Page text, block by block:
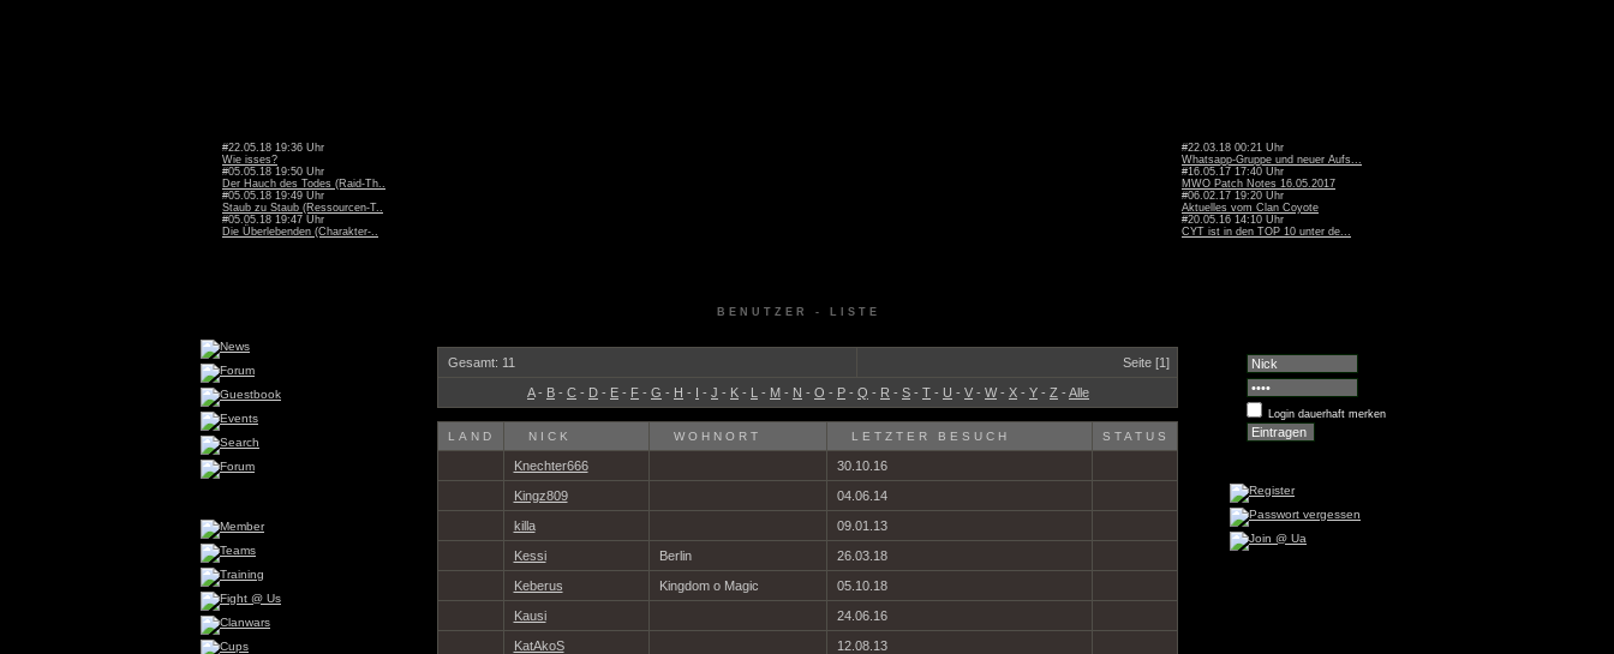
#22.05.18 19:36 Uhr
Wie isses?
#05.05.18 19:50 Uhr
Der Hauch des Todes (Raid-Th..
#05.05.18 19:49 Uhr
Staub zu Staub (Ressourcen-T..
#05.05.18 19:47 Uhr
Die Überlebenden (Charakter-..
#22.03.18 00:21 Uhr
Whatsapp-Gruppe und neuer Aufs...
#16.05.17 17:40 Uhr
MWO Patch Notes 16.05.2017
#06.02.17 19:20 Uhr
Aktuelles vom Clan Coyote
#20.05.16 14:10 Uhr
CYT ist in den TOP 10 unter de...
BENUTZER - LISTE
Gesamt: 11 Seite [1]
A- B - C - D - E - F - G - H - I - J - K - L - M - N - O - P - Q - R - S - T - U - V - W- X - Y - Z - Alle
LAND NICK WOHNORT LETZTER BESUCH STATUS
Knechter666 30.10.16
Kingz809 04.06.14
killa 09.01.13
Kessi Berlin 26.03.18
Keberus Kingdom o Magic 05.10.18
Kausi 24.06.16
KatAkoS 12.08.13
Login dauerhaft merken